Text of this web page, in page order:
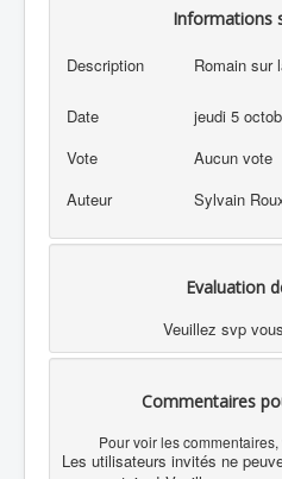
Informations
Description Romain sur
Date
jeudi 5
Vote
Aucun vote
Auteur
Sylvain
Evaluation
Veuillez svp
Commentaires
Pour voir les
Les utilisateurs invités ne